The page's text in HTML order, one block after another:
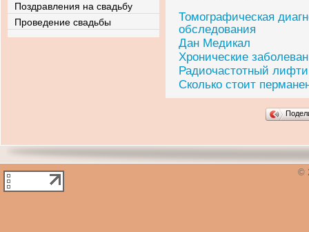
Томографическая
обследования
Дан Медикал
Хронические
Радиочастотный
Сколько стоит
Поздравления на свадьбу
Проведение свадьбы
©